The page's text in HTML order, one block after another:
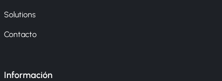
Solutions
Contacto
Información